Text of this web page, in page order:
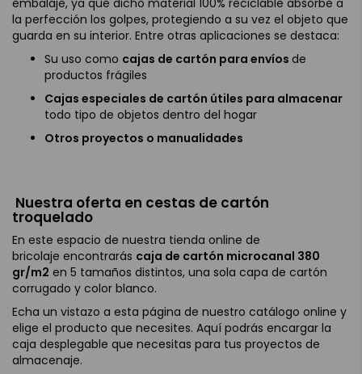
embalaje, ya que dicho material 100% reciclable absorbe a
la perfección los golpes, protegiendo a su vez el objeto que
guarda en su interior. Entre otras aplicaciones se destaca:
Su uso como cajas de cartón para envíos de
productos frágiles
Cajas especiales de cartón útiles para almacenar
todo tipo de objetos dentro del hogar
Otros proyectos o manualidades
Nuestra oferta en cestas de cartón
troquelado
En este espacio de nuestra tienda online de
bricolaje encontrarás caja de cartón microcanal 380
gr/m2 en 5 tamaños distintos, una sola capa de cartón
corrugado y color blanco.
Echa un vistazo a esta página de nuestro catálogo online y
elige el producto que necesites. Aquí podrás encargar la
caja desplegable que necesitas para tus proyectos de
almacenaje.